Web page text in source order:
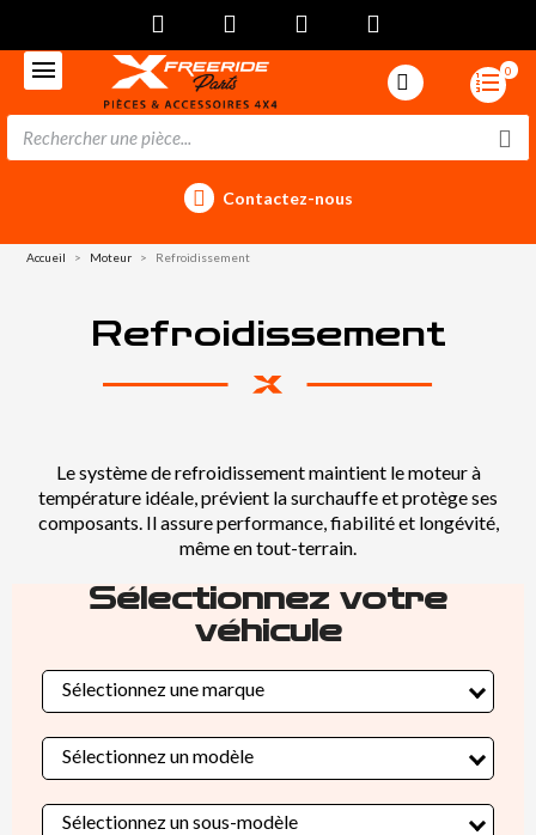
0
Contactez-nous
Accueil Moteur Refroidissement
Refroidissement
Le système de refroidissement maintient le moteur à
température idéale, prévient la surchauffe et protège ses
composants. Il assure performance, fiabilité et longévité,
même en tout-terrain.
Sélectionnez votre
véhicule
Sélectionnez une marque
Sélectionnez un modèle
Sélectionnez un sous-modèle